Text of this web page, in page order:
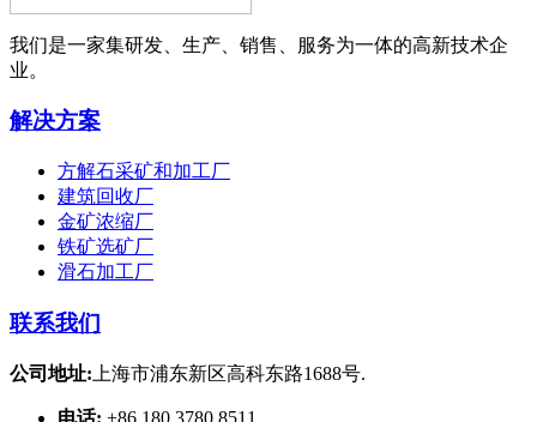
我们是一家集研发、生产、销售、服务为一体的高新技术企
业。
解决方案
方解石采矿和加工厂
建筑回收厂
金矿浓缩厂
铁矿选矿厂
滑石加工厂
联系我们
公司地址: 上海市浦东新区高科东路1688号.
电话: +86 180 3780 8511